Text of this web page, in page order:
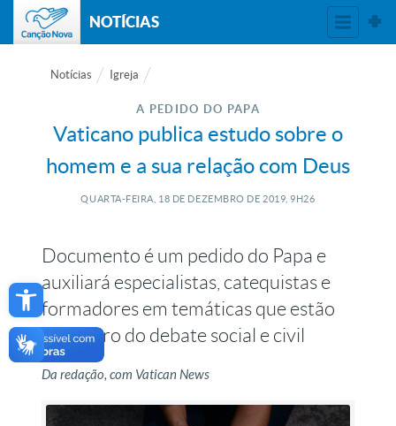
Open toolbar
NOTÍCIAS
Notícias Igreja
A PEDIDO DO PAPA
Vaticano publica estudo sobre o
homem e a sua relação com Deus
QUARTA-FEIRA, 18 DE DEZEMBRO DE 2019, 9H26
Documento é um pedido do Papa e
auxiliará especialistas, catequistas e
formadores em temáticas que estão
no centro do debate social e civil
Da redação, com Vatican News